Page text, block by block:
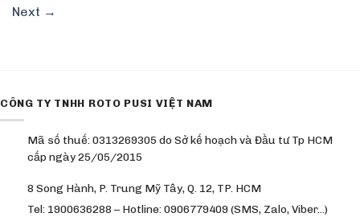
Next →
CÔNG TY TNHH ROTO PUSI VIỆT NAM
Mã số thuế: 0313269305 do Sở kế hoạch và Đầu tư Tp HCM
cấp ngày 25/05/2015
8 Song Hành, P. Trung Mỹ Tây, Q. 12, TP. HCM
Tel: 1900636288 – Hotline: 0906779409 (SMS, Zalo, Viber…)